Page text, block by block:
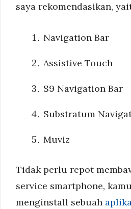
saya rekomendasikan,
Navigation Bar
Assistive Touch
S9 Navigation Bar
Substratum
Muviz
Tidak perlu repot
service smartphone,
menginstall sebuah